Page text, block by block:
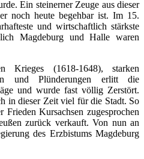
Ein steinerner Zeuge aus dieser
noch heute begehbar ist. Im 15.
und wirtschaftlich stärkste
Magdeburg und Halle waren
Krieges (1618-1648), starken
und Plünderungen erlitt die
und wurde fast völlig Zerstört.
in dieser Zeit viel für die Stadt. So
Kursachsen zugesprochen
zurück verkauft. Von nun an
des Erzbistums Magdeburg